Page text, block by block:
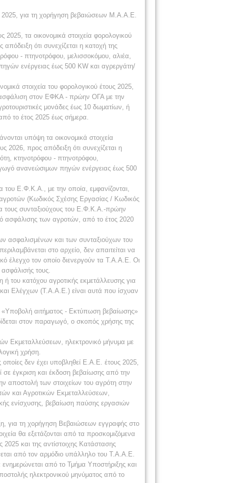
2025, για τη χορήγηση βεβαιώσεων Μ.Α.Α.Ε.
τα οικονομικά στοιχεία φορολογικού
ότι συνεχίζεται η κατοχή της
- πτηνοτρόφου, μελισσοκόμου, αλιέα,
ενέργειας έως 500 KW και αγρεργάτη/
στοιχεία του φορολογικού έτους 2025,
ασφάλιση στον ΕΦΚΑ - πρώην ΟΓΑ με την
μονάδες έως 10 δωματίων, ή
το έτος 2025 έως σήμερα.
υπόψη τα οικονομικά στοιχεία
2026, προς απόδειξη ότι συνεχίζεται η
κτηνοτρόφου - πτηνοτρόφου,
ανανεώσιμων πηγών ενέργειας έως 500
Ε.Φ.Κ.Α., με την οποία, εμφανίζονται,
(Κωδικός Σχέσης Εργασίας / Κωδικός
τους συνταξιούχους του Ε.Φ.Κ.Α.-πρώην
ασφάλισης των αγροτών, από το έτος 2020
ασφαλισμένων και των συνταξιούχων του
στο αρχείο, δεν απαιτείται να
έλεγχο τον οποίο διενεργούν τα Τ.Α.Α.Ε. Οι
τους.
του κατόχου αγροτικής εκμετάλλευσης για
Ελέγχων (Τ.Α.Α.Ε.) είναι αυτά που ίσχυαν
αιτήματος - Εκτύπωση βεβαίωσης»
στον παραγωγό, ο σκοπός χρήσης της
Εκμεταλλεύσεων, ηλεκτρονικό μήνυμα με
χρήση.
δεν έχει υποβληθεί Ε.Α.Ε. έτους 2025,
έγκριση και έκδοση βεβαίωσης από την
αποστολή των στοιχείων του αγρότη στην
και Αγροτικών Εκμεταλλεύσεων,
ενίσχυσης, βεβαίωση παύσης εργασιών
για τη χορήγηση Βεβαιώσεων εγγραφής στο
θα εξετάζονται από τα προσκομιζόμενα
και της αντίστοιχης Κατάστασης
από τον αρμόδιο υπάλληλο του Τ.Α.Α.Ε.
από το Τμήμα Υποστήριξης και
ηλεκτρονικού μηνύματος από το